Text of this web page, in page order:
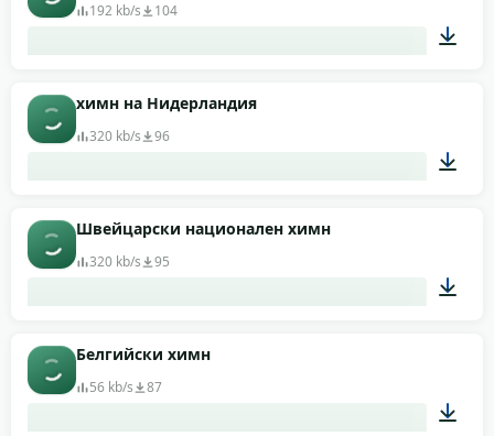
192 kb/s 104
химн на Нидерландия
320 kb/s 96
Швейцарски национален химн
320 kb/s 95
Белгийски химн
56 kb/s 87